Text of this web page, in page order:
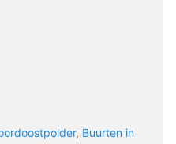
, Buurten in